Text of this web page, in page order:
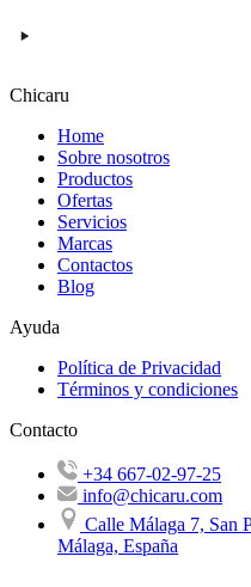
Chicaru
Home
Sobre nosotros
Productos
Ofertas
Servicios
Marcas
Contactos
Blog
Ayuda
Política de Privacidad
Términos y condiciones
Contacto
+34 667-02-97-25
info@chicaru.com
Calle Málaga 7, San
Málaga, España